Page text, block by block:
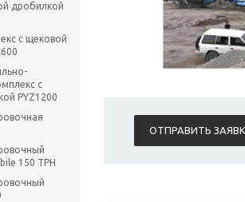
дробилкой
с щековой
с
PYZ1200
150 TPH
ОТПРАВИТЬ